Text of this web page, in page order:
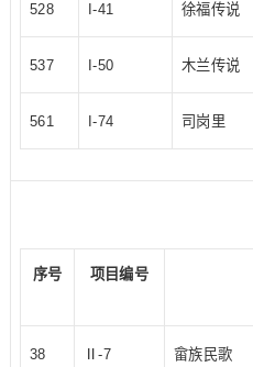
528 I-41 徐福传说
537 I-50 木兰传说
561 I-74 司岗里
序号 项目编号
38 Ⅱ-7 畲族民歌